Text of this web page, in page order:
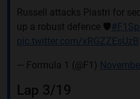
Russell attacks Piastri for
up a robust defence 🛡️
pic.twitter.com/xRGZZEsUzB
— Formula 1 (@F1)
Lap 3/19